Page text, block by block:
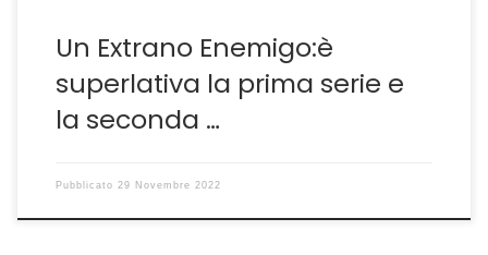
Un Extrano Enemigo:è
superlativa la prima serie e
la seconda …
Pubblicato 29 Novembre 2022